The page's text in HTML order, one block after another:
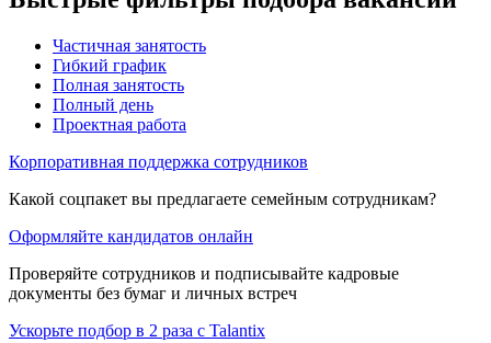
Частичная занятость
Гибкий график
Полная занятость
Полный день
Проектная работа
Корпоративная поддержка сотрудников
Какой соцпакет вы предлагаете семейным сотрудникам?
Оформляйте кандидатов онлайн
Проверяйте сотрудников и подписывайте кадровые
документы без бумаг и личных встреч
Ускорьте подбор в 2 раза с Talantix